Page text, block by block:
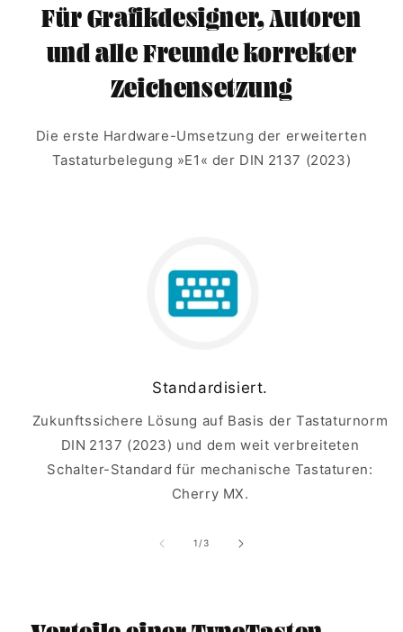
Für Grafikdesigner, Autoren
und alle Freunde korrekter
Zeichensetzung
Die erste Hardware-Umsetzung der erweiterten
Tastaturbelegung »E1« der DIN 2137 (2023)
Standardisiert.
Zukunftssichere Lösung auf Basis der Tastaturnorm
DIN 2137 (2023) und dem weit verbreiteten
Schalter-Standard für mechanische Tastaturen:
Cherry MX.
1 /von
3